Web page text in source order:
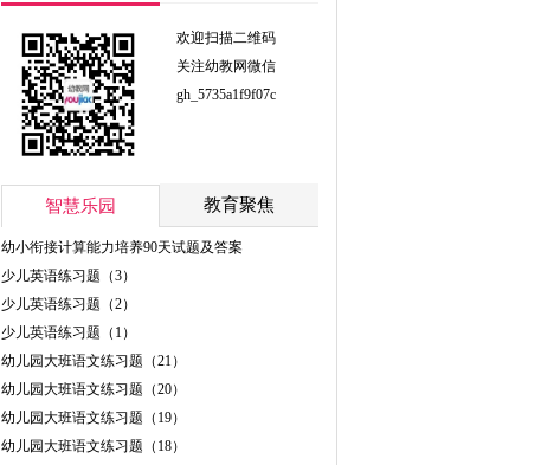
欢迎扫描二维码
关注幼教网微信
gh_5735a1f9f07c
智慧乐园 教育聚焦
幼小衔接计算能力培养90天试题及答案
少儿英语练习题（3）
少儿英语练习题（2）
少儿英语练习题（1）
幼儿园大班语文练习题（21）
幼儿园大班语文练习题（20）
幼儿园大班语文练习题（19）
幼儿园大班语文练习题（18）